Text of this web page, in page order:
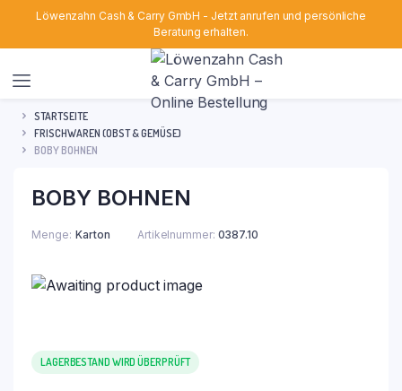
Löwenzahn Cash & Carry GmbH - Jetzt anrufen und persönliche
Beratung erhalten.
STARTSEITE
FRISCHWAREN (OBST & GEMÜSE)
BOBY BOHNEN
BOBY BOHNEN
Menge Karton Artikelnummer: 0387.10
LAGERBESTAND WIRD ÜBERPRÜFT